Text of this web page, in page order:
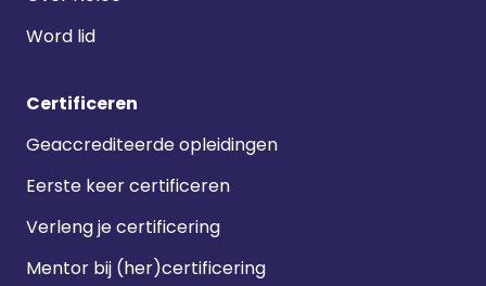
Word lid
Certificeren
Geaccrediteerde opleidingen
Eerste keer certificeren
Verleng je certificering
Mentor bij (her)certificering